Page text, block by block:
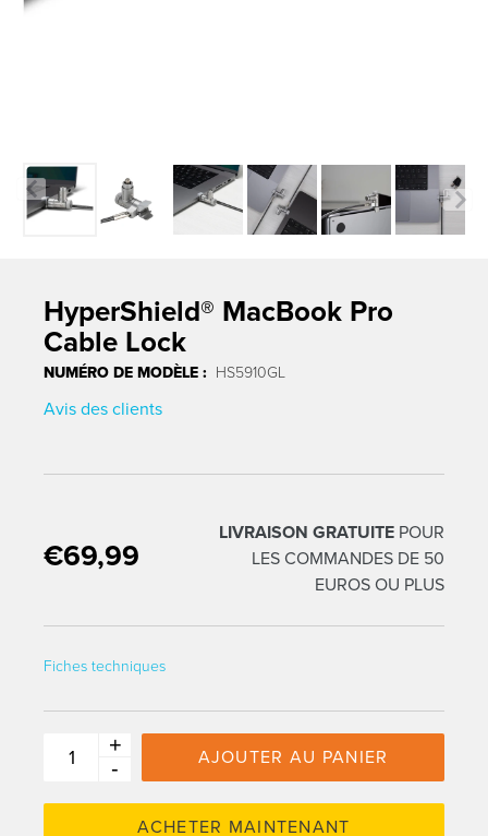
Previous Next
HyperShield® MacBook Pro
Cable Lock
NUMÉRO DE MODÈLE : HS5910GL
Avis des clients
Traduction manquante : fr.products.product.regular_price
€69,99
LIVRAISON GRATUITE POUR
LES COMMANDES DE 50
EUROS OU PLUS
Fiches techniques
+
-
AJOUTER AU PANIER